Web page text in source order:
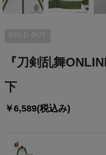
『刀剣乱舞
下
￥6,589(税込み)